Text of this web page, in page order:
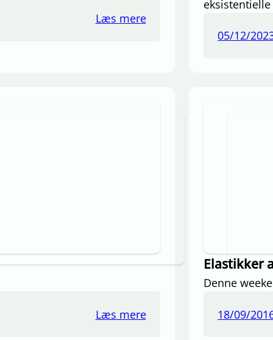
Læs mere
05/12/
Læs mere
Elastikker
Denne
18/09/